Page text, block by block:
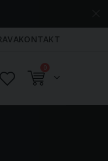
KONTAKT
Košík
0položky